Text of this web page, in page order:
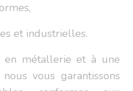
et industrielles.
en métallerie et à une
vous garantissons